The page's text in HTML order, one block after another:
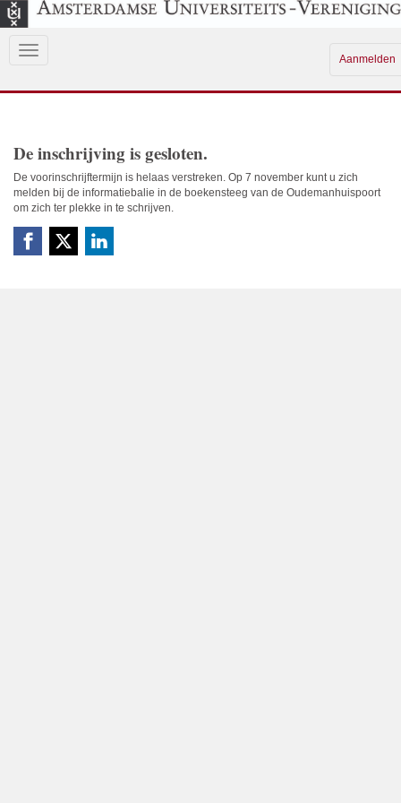
Aanmelden
De inschrijving is gesloten.
De voorinschrijftermijn is helaas verstreken. Op 7 november kunt u zich
melden bij de informatiebalie in de boekensteeg van de Oudemanhuispoort
om zich ter plekke in te schrijven.